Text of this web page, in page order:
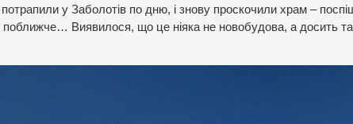
у Заболотів по дню, і знову проскочили храм –
поближче… Виявилося, що це ніяка не новобудова, а досить